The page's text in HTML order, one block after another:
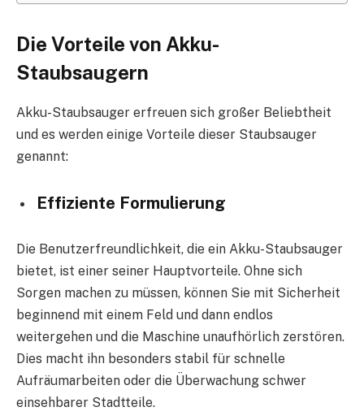
Die Vorteile von Akku-
Staubsaugern
Akku-Staubsauger erfreuen sich großer Beliebtheit
und es werden einige Vorteile dieser Staubsauger
genannt:
Effiziente Formulierung
Die Benutzerfreundlichkeit, die ein Akku-Staubsauger
bietet, ist einer seiner Hauptvorteile. Ohne sich
Sorgen machen zu müssen, können Sie mit Sicherheit
beginnend mit einem Feld und dann endlos
weitergehen und die Maschine unaufhörlich zerstören.
Dies macht ihn besonders stabil für schnelle
Aufräumarbeiten oder die Überwachung schwer
einsehbarer Stadtteile.